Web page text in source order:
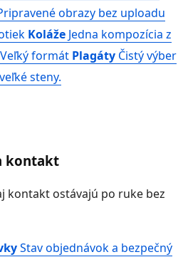
obrazy bez uploadu
Koláže Jedna kompozícia z
Veľký formát Plagáty Čistý výber
steny.
kontakt
kontakt ostávajú po ruke bez
Stav objednávok a bezpečný